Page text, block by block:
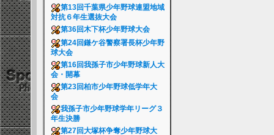
第13回千葉県少年野球連盟地域
対抗６年生選抜大会
第36回木下杯少年野球大会
第24回鎌ケ谷警察署長杯少年野
球大会
第16回我孫子市少年野球新人大
会・開幕
第23回柏市少年野球低学年大
会
我孫子市少年野球学年リーグ３
年生決勝
第27回大塚杯争奪少年野球大